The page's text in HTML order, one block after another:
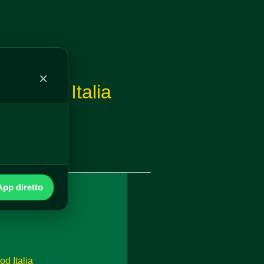
×
diretto
Mood Italia
Italia